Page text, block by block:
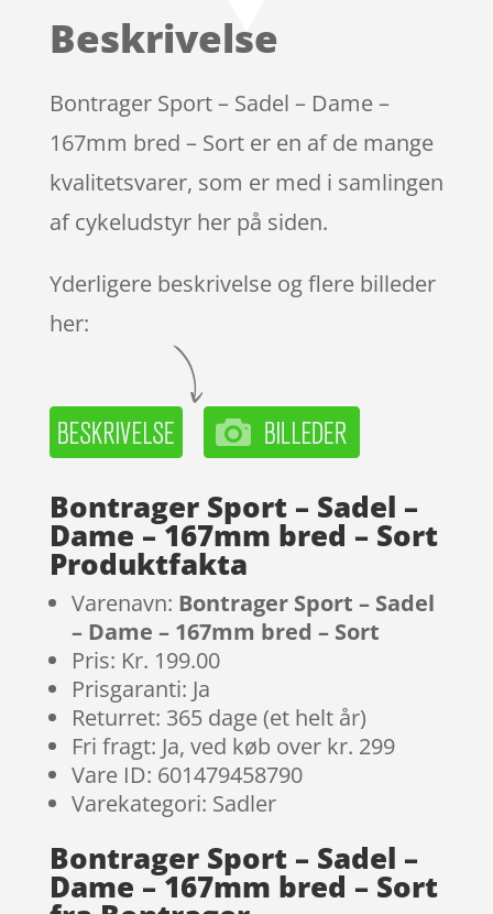
kundebedø
Beskrivelse
Bontrager Sport – Sadel – Dame –
167mm bred – Sort er en af de mange
kvalitetsvarer, som er med i samlingen
af cykeludstyr her på siden.
Yderligere beskrivelse og flere billeder
her:
Bontrager Sport – Sadel –
Dame – 167mm bred – Sort
Produktfakta
Varenavn: Bontrager Sport – Sadel
– Dame – 167mm bred – Sort
Pris: Kr. 199.00
Prisgaranti: Ja
Returret: 365 dage (et helt år)
Fri fragt: Ja, ved køb over kr. 299
Vare ID: 601479458790
Varekategori: Sadler
Bontrager Sport – Sadel –
Dame – 167mm bred – Sort